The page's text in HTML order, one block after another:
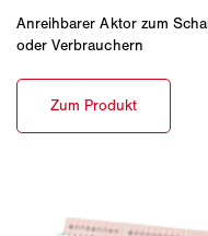
Anreihbarer Aktor zum
oder Verbrauchern